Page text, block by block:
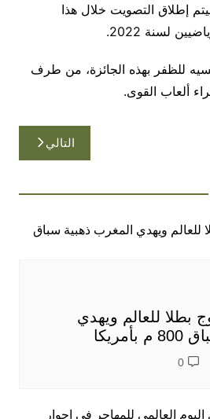
إطلاق التصويت خلال هذا
لسنة 2022.
للظفر بهذه الجائزة، من طرف
ألعاب القوى.
التالي
بطلا للعالم ويهدي
0